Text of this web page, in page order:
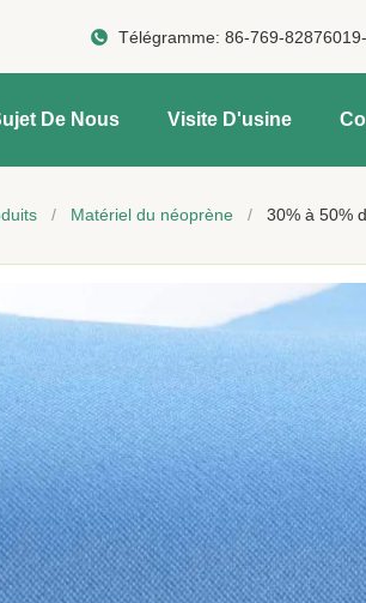
Télégramme:86-769-
De Nous Visite D'usine
/ Matériel du néoprène / 30% à 50%